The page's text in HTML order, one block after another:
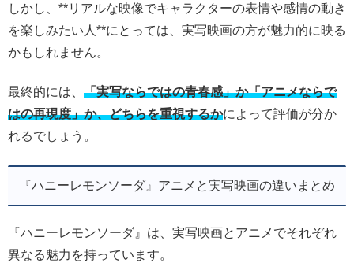
しかし、**リアルな映像でキャラクターの表情や感情の動き
を楽しみたい人**にとっては、実写映画の方が魅力的に映る
かもしれません。
最終的には、 「実写ならではの青春感」か「アニメならで
はの再現度」か、どちらを重視するかによって評価が分か
れるでしょう。
『ハニーレモンソーダ』アニメと実写映画の違いまとめ
『ハニーレモンソーダ』は、実写映画とアニメでそれぞれ
異なる魅力を持っています。